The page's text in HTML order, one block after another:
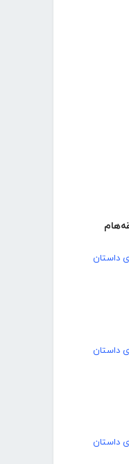
داستان
داستان
داستان